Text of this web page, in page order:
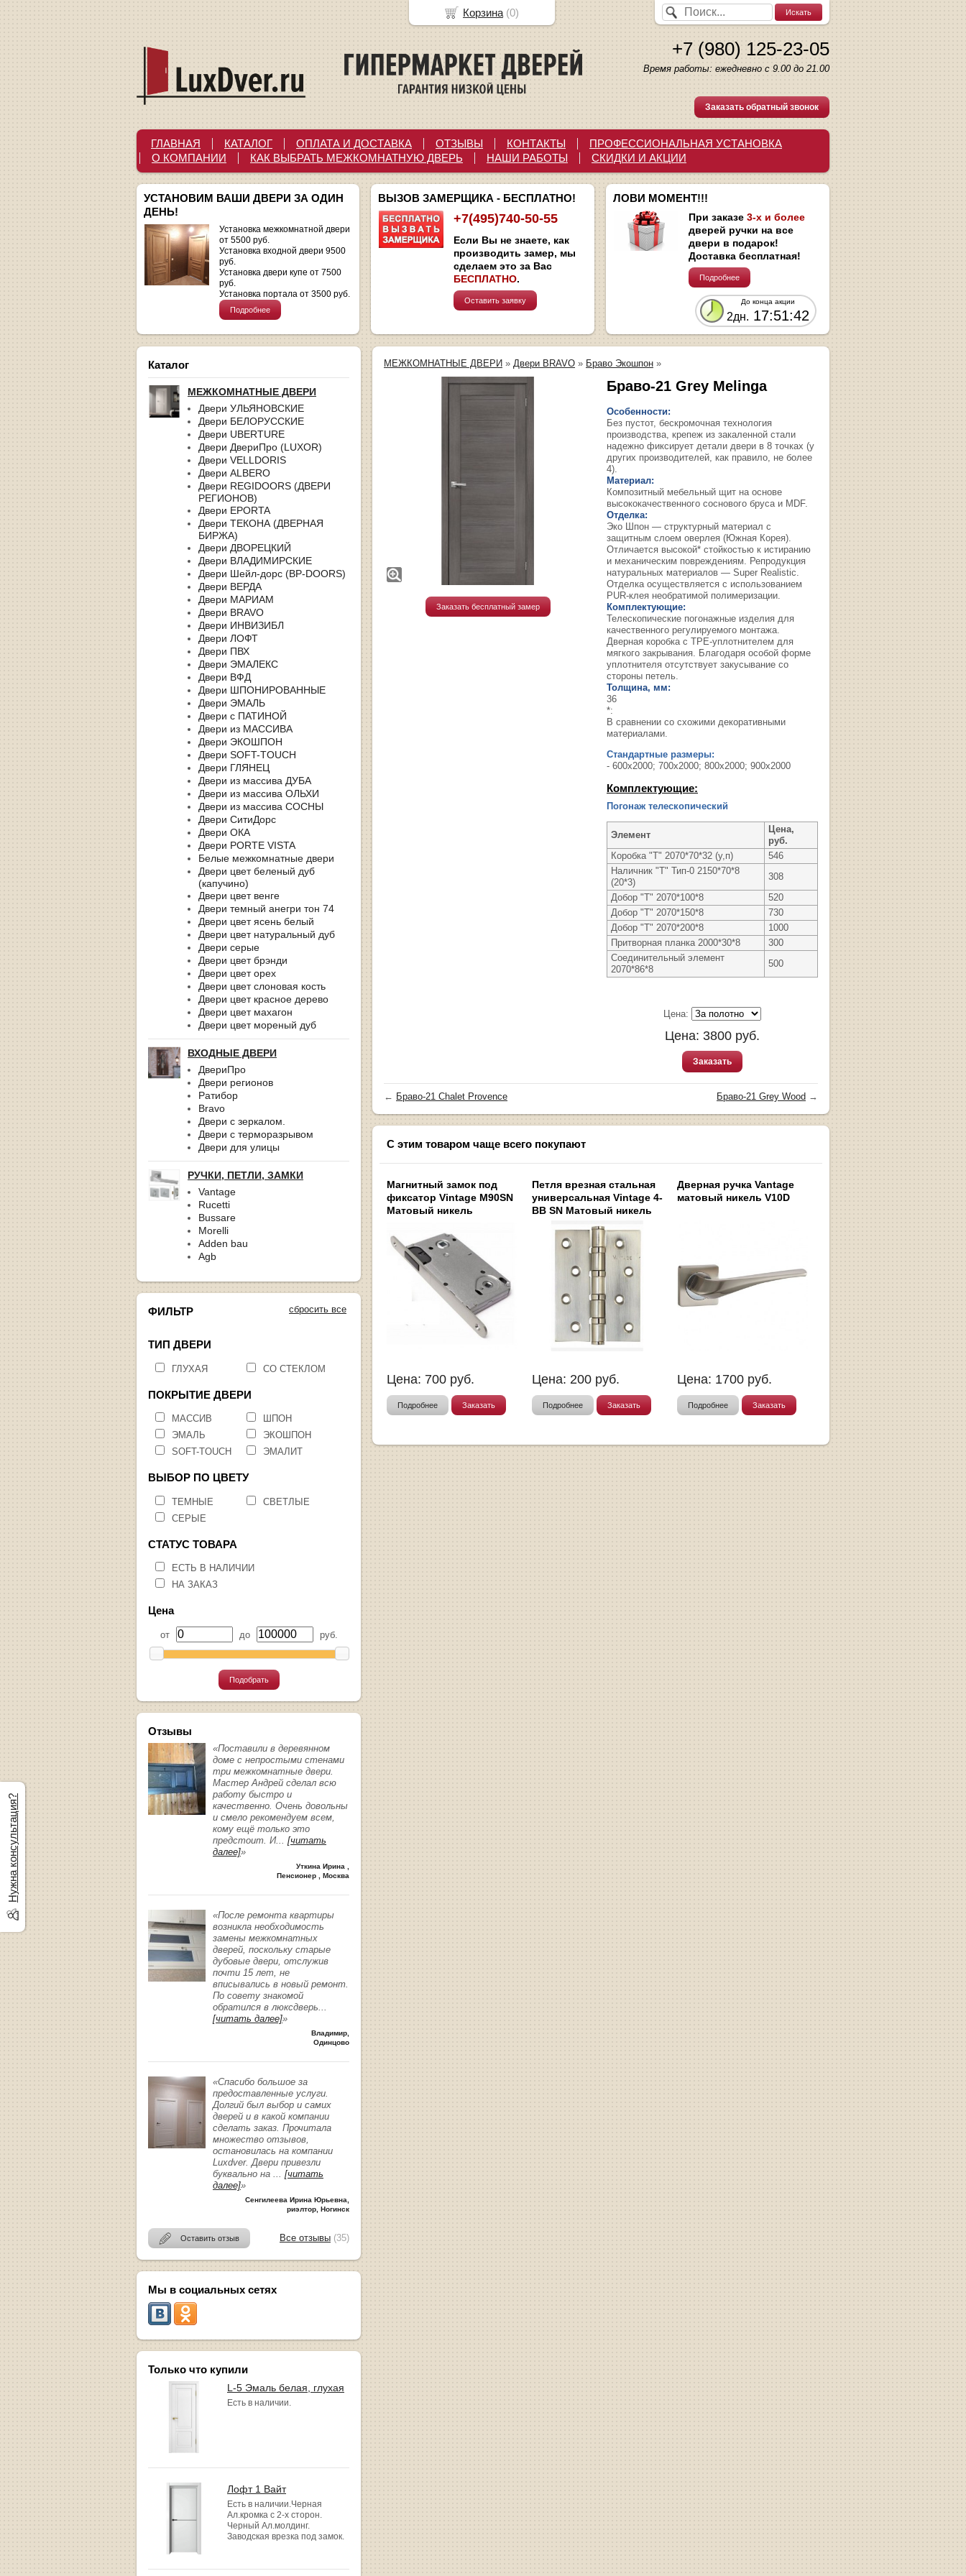
+7 (980) 125-23-05
Время работы: ежедневно с 9.00 до 21.00
Заказать обратный звонок
ГЛАВНАЯ КАТАЛОГ ОПЛАТА И ДОСТАВКА ОТЗЫВЫ КОНТАКТЫ
ПРОФЕССИОНАЛЬНАЯ УСТАНОВКА
О КОМПАНИИ
КАК ВЫБРАТЬ МЕЖКОМНАТНУЮ ДВЕРЬ НАШИ РАБОТЫ СКИДКИ И АКЦИИ
УСТАНОВИМ ВАШИ ДВЕРИ ЗА ОДИН
ДЕНЬ!
Установка межкомнатной двери
от 5500 руб.
Установка входной двери 9500
руб.
Установка двери купе от 7500
руб.
Установка портала от 3500 руб.
Подробнее
ВЫЗОВ ЗАМЕРЩИКА - БЕСПЛАТНО!
+7(495)740-50-55
Если Вы не знаете, как
производить замер, мы
сделаем это за Вас
БЕСПЛАТНО.
Оставить заявку
ЛОВИ МОМЕНТ!!!
При заказе 3-х и более
дверей ручки на все
двери в подарок!
Доставка бесплатная!
Подробнее
До конца акции
2дн. 17:51:41
Каталог
МЕЖКОМНАТНЫЕ ДВЕРИ
Двери УЛЬЯНОВСКИЕ
Двери БЕЛОРУССКИЕ
Двери UBERTURE
Двери ДвериПро (LUXOR)
Двери VELLDORIS
Двери ALBERO
Двери REGIDOORS (ДВЕРИ
РЕГИОНОВ)
Двери EPORTA
Двери ТЕКОНА (ДВЕРНАЯ
БИРЖА)
Двери ДВОРЕЦКИЙ
Двери ВЛАДИМИРСКИЕ
Двери Шейл-дорс (BP-DOORS)
Двери ВЕРДА
Двери МАРИАМ
Двери BRAVO
Двери ИНВИЗИБЛ
Двери ЛОФТ
Двери ПВХ
Двери ЭМАЛЕКС
Двери ВФД
Двери ШПОНИРОВАННЫЕ
Двери ЭМАЛЬ
Двери с ПАТИНОЙ
Двери из МАССИВА
Двери ЭКОШПОН
Двери SOFT-TOUCH
Двери ГЛЯНЕЦ
Двери из массива ДУБА
Двери из массива ОЛЬХИ
Двери из массива СОСНЫ
Двери СитиДорс
Двери ОКА
Двери PORTE VISTA
Белые межкомнатные двери
Двери цвет беленый дуб
(капучино)
Двери цвет венге
Двери темный анегри тон 74
Двери цвет ясень белый
Двери цвет натуральный дуб
Двери серые
Двери цвет брэнди
Двери цвет орех
Двери цвет слоновая кость
Двери цвет красное дерево
Двери цвет махагон
Двери цвет мореный дуб
ВХОДНЫЕ ДВЕРИ
ДвериПро
Двери регионов
Ратибор
Bravo
Двери с зеркалом.
Двери с терморазрывом
Двери для улицы
РУЧКИ, ПЕТЛИ, ЗАМКИ
Vantage
Rucetti
Bussare
Morelli
Adden bau
Agb
сбросить все
ФИЛЬТР
ТИП ДВЕРИ
ГЛУХАЯ СО СТЕКЛОМ
ПОКРЫТИЕ ДВЕРИ
МАССИВ
ШПОН
ЭМАЛЬ
ЭКОШПОН
SOFT-TOUCH
ЭМАЛИТ
ВЫБОР ПО ЦВЕТУ
ТЕМНЫЕ
СВЕТЛЫЕ
СЕРЫЕ
СТАТУС ТОВАРА
ЕСТЬ В НАЛИЧИИ
НА ЗАКАЗ
Цена
от до руб.
Подобрать
Отзывы
«Поставили в деревянном
доме с непростыми стенами
три межкомнатные двери.
Мастер Андрей сделал всю
работу быстро и
качественно. Очень довольны
и смело рекомендуем всем,
кому ещё только это
предстоит. И... [читать
далее]»
Уткина Ирина ,
Пенсионер , Москва
«После ремонта квартиры
возникла необходимость
замены межкомнатных
дверей, поскольку старые
дубовые двери, отслужив
почти 15 лет, не
вписывались в новый ремонт.
По совету знакомой
обратился в люксдверь...
[читать далее]»
Владимир,
Одинцово
«Спасибо большое за
предоставленные услуги.
Долгий был выбор и самих
дверей и в какой компании
сделать заказ. Прочитала
множество отзывов,
остановилась на компании
Luxdver. Двери привезли
буквально на ... [читать
далее]»
Сенгилеева Ирина Юрьевна,
риэлтор, Ногинск
Оставить отзыв Все отзывы (35)
Мы в социальных сетях
Только что купили
L-5 Эмаль белая, глухая
Есть в наличии.
Лофт 1 Вайт
Есть в наличии.Черная
Ал.кромка с 2-х сторон.
Черный Ал.молдинг.
Заводская врезка под замок.
МЕЖКОМНАТНЫЕ ДВЕРИ » Двери BRAVO » Браво Экошпон »
Заказать бесплатный замер
Браво-21 Grey Melinga
Особенности:
Без пустот, бескромочная технология
производства, крепеж из закаленной стали
надежно фиксирует детали двери в 8 точках (у
других производителей, как правило, не более
4).
Материал:
Композитный мебельный щит на основе
высококачественного соснового бруса и MDF.
Отделка:
Эко Шпон — структурный материал с
защитным слоем оверлея (Южная Корея).
Отличается высокой* стойкостью к истиранию
и механическим повреждениям. Репродукция
натуральных материалов — Super Realistic.
Отделка осуществляется с использованием
PUR-клея необратимой полимеризации.
Комплектующие:
Телескопические погонажные изделия для
качественного регулируемого монтажа.
Дверная коробка с TPE-уплотнителем для
мягкого закрывания. Благодаря особой форме
уплотнителя отсутствует закусывание со
стороны петель.
Толщина, мм:
36
*:
В сравнении со схожими декоративными
материалами.
Стандартные размеры:
- 600х2000; 700х2000; 800х2000; 900х2000
Комплектующие:
Погонаж телескопический
Элемент
Цена,
руб.
Коробка "Т" 2070*70*32 (у,п)
546
Наличник "Т" Тип-0 2150*70*8
(20*3)
308
Добор "Т" 2070*100*8
520
Добор "Т" 2070*150*8
730
Добор "Т" 2070*200*8
1000
Притворная планка 2000*30*8
300
Соединительный элемент
2070*86*8
500
Цена:
Цена: 3800 руб.
Заказать
← Браво-21 Chalet Provence Браво-21 Grey Wood →
С этим товаром чаще всего покупают
Магнитный замок под
фиксатор Vintage M90SN
Матовый никель
Цена: 700 руб.
Подробнее Заказать
Петля врезная стальная
универсальная Vintage 4-
BB SN Матовый никель
Цена: 200 руб.
Подробнее Заказать
Дверная ручка Vantage
матовый никель V10D
Цена: 1700 руб.
Подробнее Заказать
Нужна консультация?
Корзина (0)